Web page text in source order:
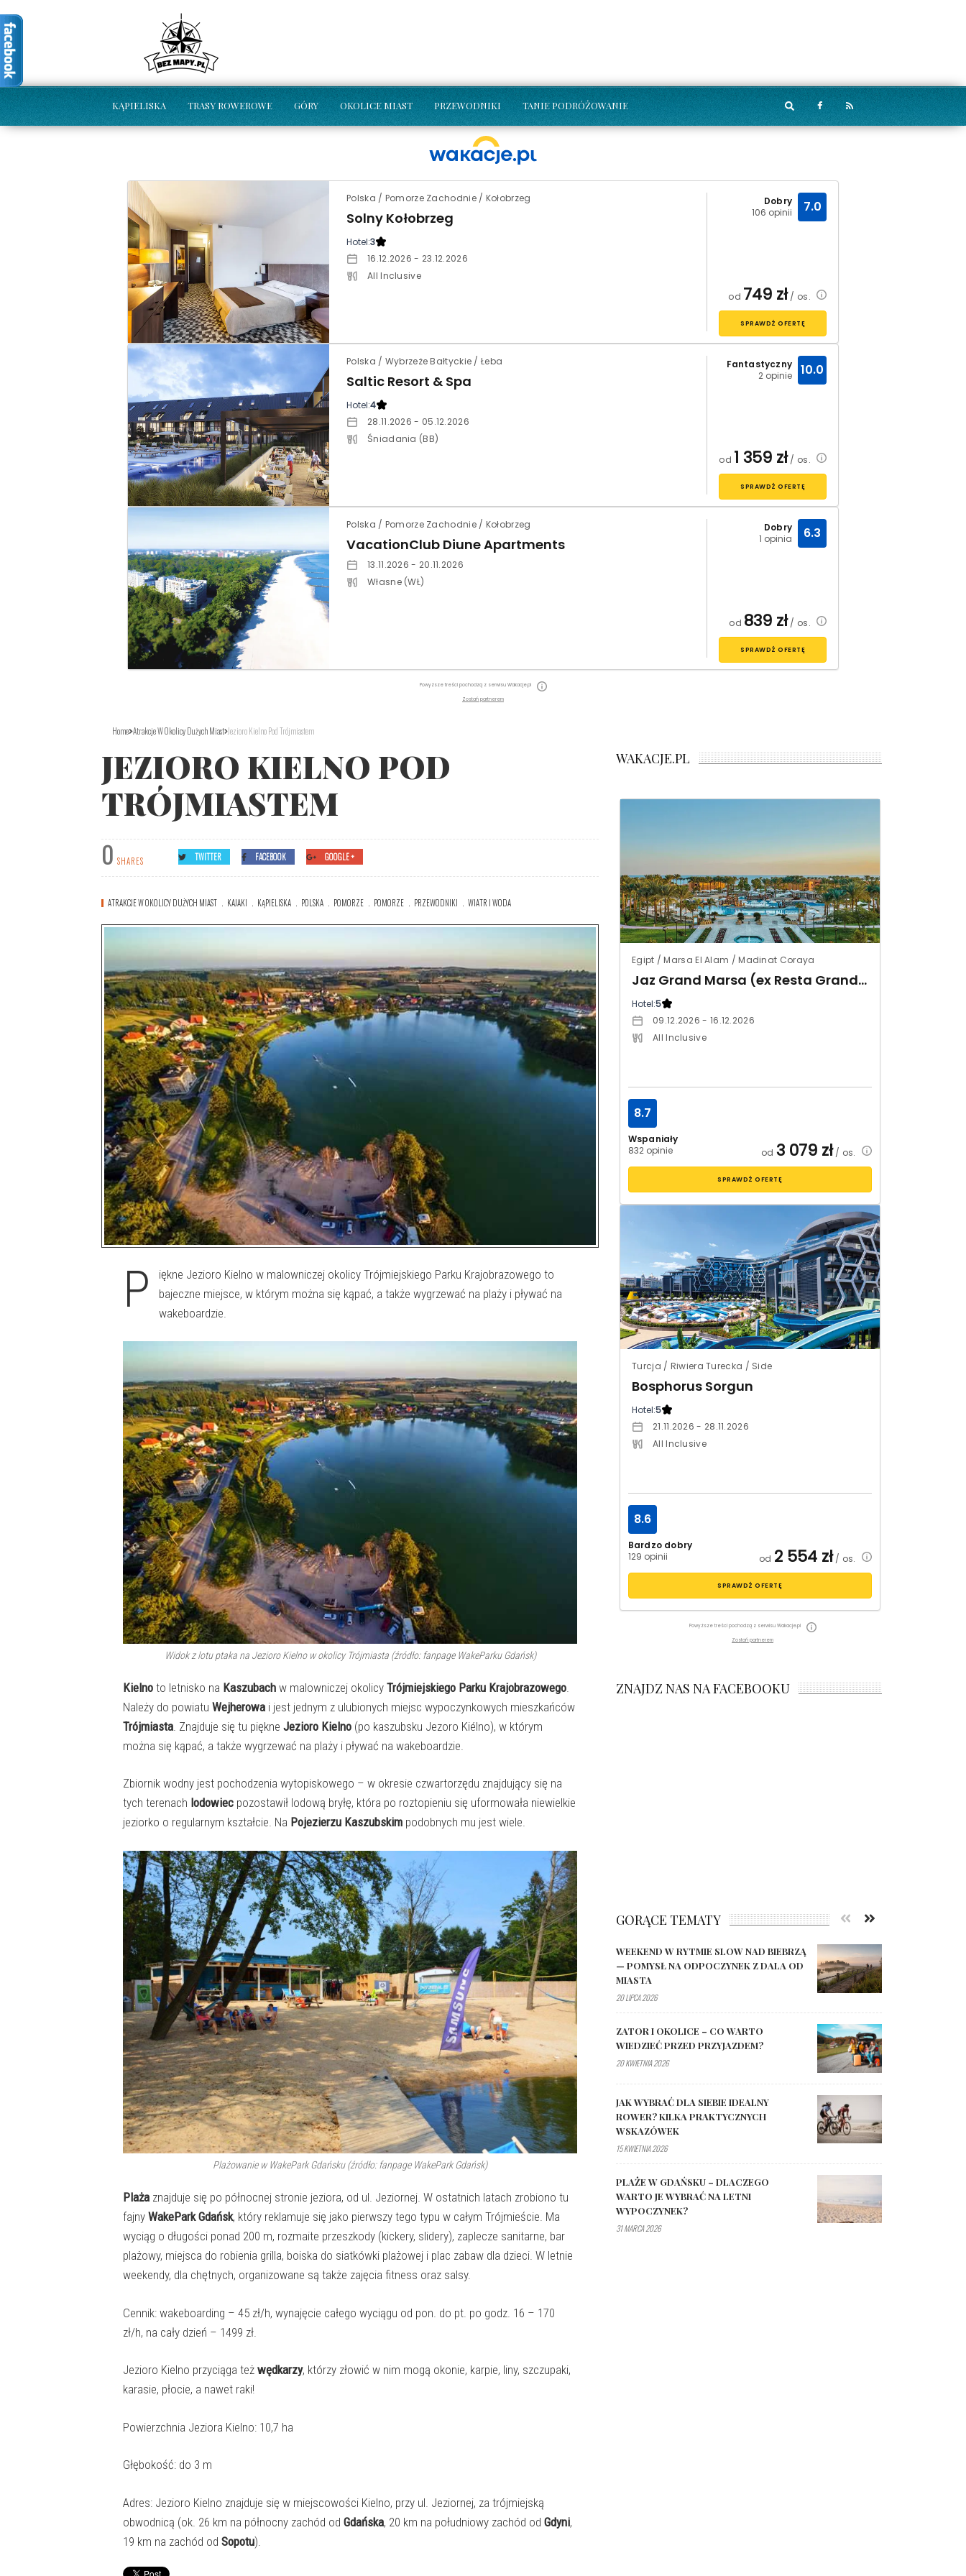
KĄPIELISKA TRASY ROWEROWE GÓRY OKOLICE MIAST PRZEWODNIKI TANIE PODRÓŻOWANIE
Polska / Pomorze Zachodnie / Kołobrzeg
Solny Kołobrzeg
Hotel:3
16.12.2026 - 23.12.2026
All Inclusive
Dobry
106 opinii
7.0
od 749 zł/ os.
SPRAWDŹ OFERTĘ
Polska / Wybrzeże Bałtyckie / Łeba
Saltic Resort & Spa
Hotel:4
28.11.2026 - 05.12.2026
Śniadania (BB)
Fantastyczny
2 opinie
10.0
od 1 359 zł/ os.
SPRAWDŹ OFERTĘ
Polska / Pomorze Zachodnie / Kołobrzeg
VacationClub Diune Apartments
13.11.2026 - 20.11.2026
Własne (WŁ)
Dobry
1 opinia
6.3
od 839 zł/ os.
SPRAWDŹ OFERTĘ
Powyższe treści pochodzą z serwisu Wakacje.pl
Zostań partnerem
Home Atrakcje W Okolicy Dużych Miast Jezioro Kielno Pod Trójmiastem
JEZIORO KIELNO POD
TRÓJMIASTEM
0 SHARES TWITTER FACEBOOK GOOGLE +
ATRAKCJE W OKOLICY DUŻYCH MIAST KAJAKI KĄPIELISKA POLSKA POMORZE POMORZE PRZEWODNIKI WIATR I WODA
P
iękne Jezioro Kielno w malowniczej okolicy Trójmiejskiego Parku Krajobrazowego to
bajeczne miejsce, w którym można się kąpać, a także wygrzewać na plaży i pływać na
wakeboardzie.
Widok z lotu ptaka na Jezioro Kielno w okolicy Trójmiasta (źródło: fanpage WakeParku Gdańsk)
Kielno to letnisko na Kaszubach w malowniczej okolicy Trójmiejskiego Parku Krajobrazowego
Należy do powiatu Wejherowa i jest jednym z ulubionych miejsc wypoczynkowych mieszkańców
Trójmiasta . Znajduje się tu piękne Jezioro Kielno (po kaszubsku Jezoro Kiélno), w którym
można się kąpać, a także wygrzewać na plaży i pływać na wakeboardzie.
Zbiornik wodny jest pochodzenia wytopiskowego – w okresie czwartorzędu znajdujący się na
tych terenach lodowiec pozostawił lodową bryłę, która po roztopieniu się uformowała niewielkie
jeziorko o regularnym kształcie. Na Pojezierzu Kaszubskim podobnych mu jest wiele.
Plażowanie w WakePark Gdańsku (źródło: fanpage WakePark Gdańsk)
Plaża znajduje się po północnej stronie jeziora, od ul. Jeziornej. W ostatnich latach zrobiono tu
fajny WakePark Gdańsk, który reklamuje się jako pierwszy tego typu w całym Trójmieście. Ma
wyciąg o długości ponad 200 m, rozmaite przeszkody (kickery, slidery), zaplecze sanitarne, bar
plażowy, miejsca do robienia grilla, boiska do siatkówki plażowej i plac zabaw dla dzieci. W letnie
weekendy, dla chętnych, organizowane są także zajęcia fitness oraz salsy.
Cennik: wakeboarding – 45 zł/h, wynajęcie całego wyciągu od pon. do pt. po godz. 16 – 170
zł/h, na cały dzień – 1499 zł.
Jezioro Kielno przyciąga też wędkarzy, którzy złowić w nim mogą okonie, karpie, liny, szczupaki,
karasie, płocie, a nawet raki!
Powierzchnia Jeziora Kielno: 10,7 ha
Głębokość: do 3 m
Adres: Jezioro Kielno znajduje się w miejscowości Kielno, przy ul. Jeziornej, za trójmiejską
obwodnicą (ok. 26 km na północny zachód od Gdańska, 20 km na południowy zachód od Gdyni,
19 km na zachód od Sopotu).
WAKACJE.PL
Egipt / Marsa El Alam / Madinat Coraya
Jaz Grand Marsa (ex Resta Grand Resort)
Hotel:5
09.12.2026 - 16.12.2026
All Inclusive
Wspaniały
832 opinie
8.7
od 3 079 zł/ os.
SPRAWDŹ OFERTĘ
Turcja / Riwiera Turecka / Side
Bosphorus Sorgun
Hotel:5
21.11.2026 - 28.11.2026
All Inclusive
Bardzo dobry
129 opinii
8.6
od 2 554 zł/ os.
SPRAWDŹ OFERTĘ
Powyższe treści pochodzą z serwisu Wakacje.pl
Zostań partnerem
ZNAJDZ NAS NA FACEBOOKU
GORĄCE TEMATY
WEEKEND W RYTMIE SLOW NAD BIEBRZĄ
— POMYSŁ NA ODPOCZYNEK Z DALA OD
MIASTA
20 LIPCA 2026
ZATOR I OKOLICE – CO WARTO
WIEDZIEĆ PRZED PRZYJAZDEM?
20 KWIETNIA 2026
JAK WYBRAĆ DLA SIEBIE IDEALNY
ROWER? KILKA PRAKTYCZNYCH
WSKAZÓWEK
15 KWIETNIA 2026
PLAŻE W GDAŃSKU – DLACZEGO
WARTO JE WYBRAĆ NA LETNI
WYPOCZYNEK?
31 MARCA 2026